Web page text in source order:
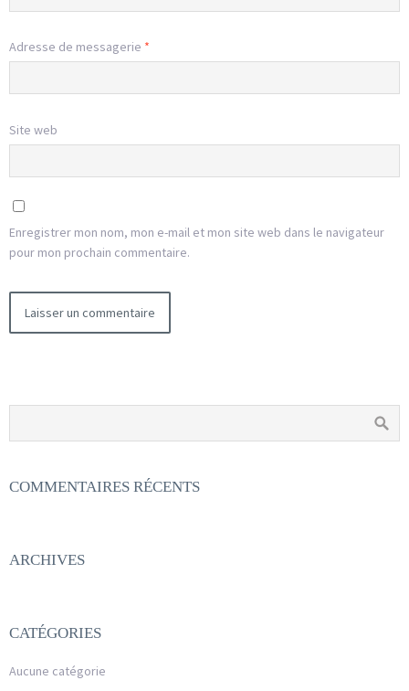
Adresse de messagerie *
Site web
Enregistrer mon nom, mon e-mail et mon site web dans le navigateur
pour mon prochain commentaire.
COMMENTAIRES RÉCENTS
ARCHIVES
CATÉGORIES
Aucune catégorie